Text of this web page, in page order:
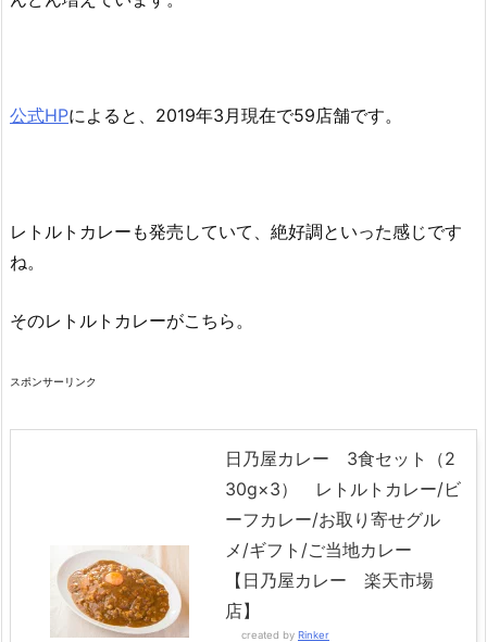
公式HPによると、2019年3月現在で59店舗です。
レトルトカレーも発売していて、絶好調といった感じです
ね。
そのレトルトカレーがこちら。
スポンサーリンク
日乃屋カレー 3食セット（2
30g×3） レトルトカレー/ビ
ーフカレー/お取り寄せグル
メ/ギフト/ご当地カレー
【日乃屋カレー 楽天市場
店】
created by Rinker